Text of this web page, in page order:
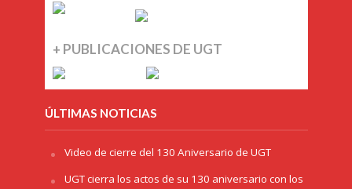
+ PUBLICACIONES DE UGT
ÚLTIMAS NOTICIAS
Video de cierre del 130 Aniversario de UGT
UGT cierra los actos de su 130 aniversario con los